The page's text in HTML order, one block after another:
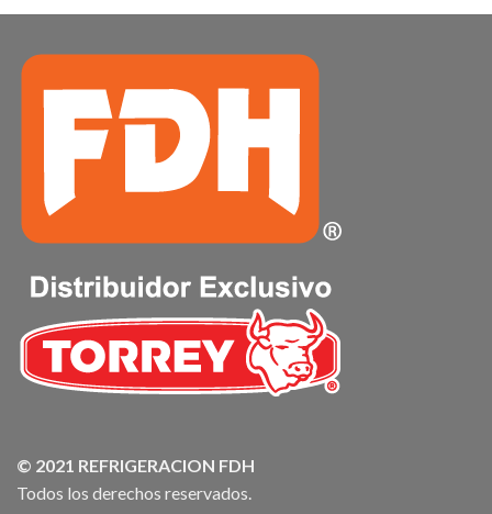
© 2021 REFRIGERACION FDH
Todos los derechos reservados.